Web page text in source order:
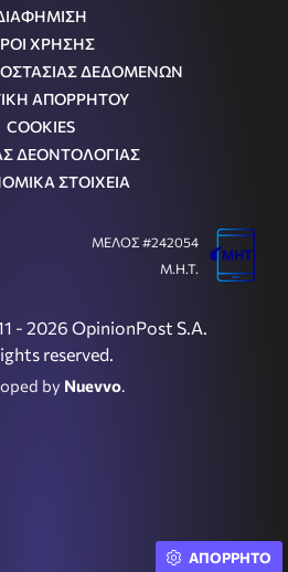
ΧΡΗΣΗΣ
ΔΕΔΟΜΕΝΩΝ
ΑΠΟΡΡΗΤΟΥ
COOKIES
ΔΕΟΝΤΟΛΟΓΙΑΣ
ΣΤΟΙΧΕΙΑ
- 2026 OpinionPost S.A.
reserved.
by Nuevvo.
ΜΕΛΟΣ #242054
Μ.Η.Τ.
ΑΠΟΡΡΗΤΟ